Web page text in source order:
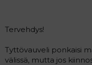
Tervehdys!
Tyttövauveli ponkaisi
välissä, mutta jos